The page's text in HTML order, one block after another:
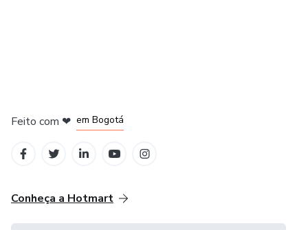
Feito com ❤ em Bogotá
Conheça a Hotmart